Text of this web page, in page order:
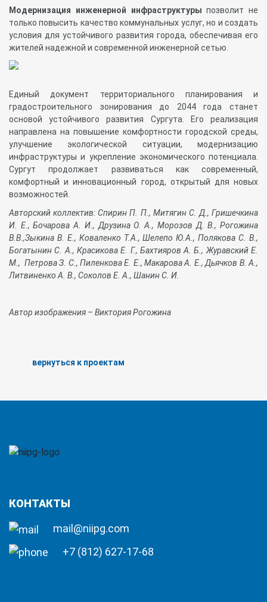
Модернизация инженерной инфраструктуры позволит не
только повысить качество коммунальных услуг, но и создать
условия для устойчивого развития города, обеспечивая его
жителей надежной и современной инженерной сетью.
Единый документ территориального планирования и
градостроительного зонирования до 2044 года станет
основой устойчивого развития Сургута. Его реализация
направлена на повышение комфортности городской среды,
улучшение экологической ситуации, модернизацию
инфраструктуры и укрепление экономического потенциала.
Сургут продолжает развиваться как современный,
комфортный и инновационный город, открытый для новых
возможностей.
Авторский коллектив: Спирин П. П., Митягин С. Д., Гришечкина
И. Е., Бочарова А. И., Друзина О. А., Морозов Д. В., Рогожина
В.В.,Зыкина В. Е., Коваленко Т.А., Шелепо Ю.А., Полякова С. В.,
Богатынин С. А., Красикова Е. Г., Бахтияров А. Б., Журавский Е.
М., Петрова З. С., Пиленкова Е. Е., Макарова А. Е., Дьячков В. А.,
Литвиненко А. В., Соколов Е. А., Шанин С. И.
Автор изображения – Виктория Рогожина
вернуться к проектам
КОНТАКТЫ
mail@niipg.com
+7 (812) 627-17-68